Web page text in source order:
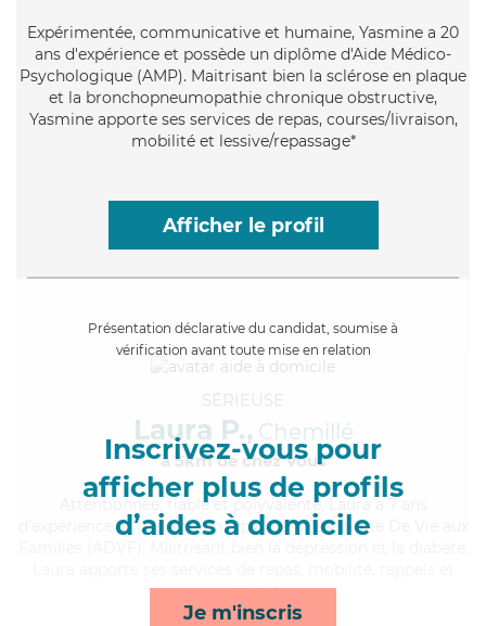
Expérimentée, communicative et humaine, Yasmine a 20
ans d'expérience et possède un diplôme d'Aide Médico-
Psychologique (AMP). Maitrisant bien la sclérose en plaque
et la bronchopneumopathie chronique obstructive,
Yasmine apporte ses services de repas, courses/livraison,
mobilité et lessive/repassage*
Afficher le profil
Présentation déclarative du candidat, soumise à
vérification avant toute mise en relation
Inscrivez-vous pour
afficher plus de profils
d’aides à domicile
Je m'inscris
SÉRIEUSE
Laura P., Chemillé
à 5km de chez Vous
, fiable et polyvalente, Laura a 7 ans
d'expérience et possède un diplôme d'Assistante De Vie aux
activités*